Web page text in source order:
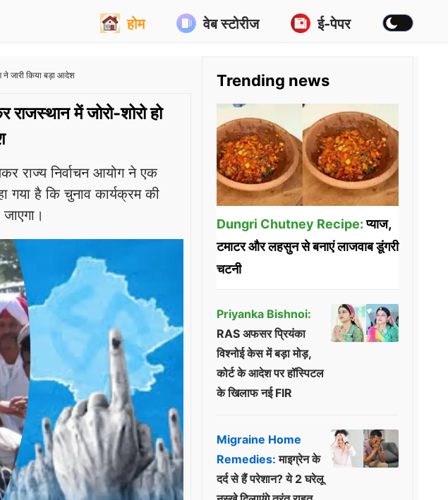
होम वेब स्टोरीज ई-पेपर
ने जारी किया बड़ा आदेश
में जोरो-शोरो हो
राज्य निर्वाचन आयोग ने एक
है कि चुनाव कार्यक्रम की
Trending news
Dungri Chutney Recipe:प्याज,
टमाटर और लहसुन से बनाएं लाजवाब डूंगरी
चटनी
Priyanka Bishnoi:
RAS अफसर प्रियंका
विश्नोई केस में बड़ा मोड़,
कोर्ट के आदेश पर हॉस्पिटल
के खिलाफ नई FIR
Migraine Home
Remedies: माइग्रेन के
दर्द से हैं परेशान? ये 2 घरेलू